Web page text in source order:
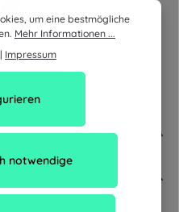
um eine bestmögliche
Mehr Informationen ...
| Impressum
notwendige